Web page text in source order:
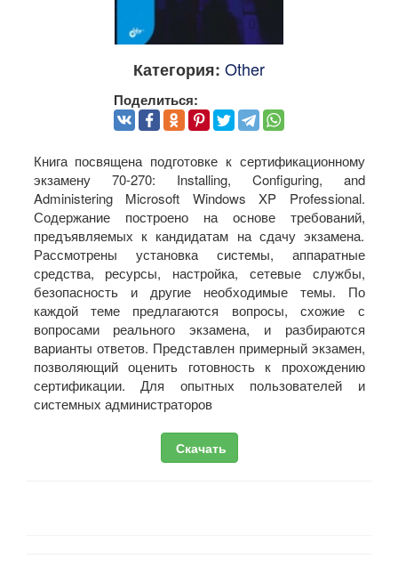
Категория: Other
Поделиться:
Книга посвящена подготовке к сертификационному
экзамену 70-270: Installing, Configuring, and
Administering Microsoft Windows XP Professional.
Содержание построено на основе требований,
предъявляемых к кандидатам на сдачу экзамена.
Рассмотрены установка системы, аппаратные
средства, ресурсы, настройка, сетевые службы,
безопасность и другие необходимые темы. По
каждой теме предлагаются вопросы, схожие с
вопросами реального экзамена, и разбираются
варианты ответов. Представлен примерный экзамен,
позволяющий оценить готовность к прохождению
сертификации. Для опытных пользователей и
системных администраторов
Скачать